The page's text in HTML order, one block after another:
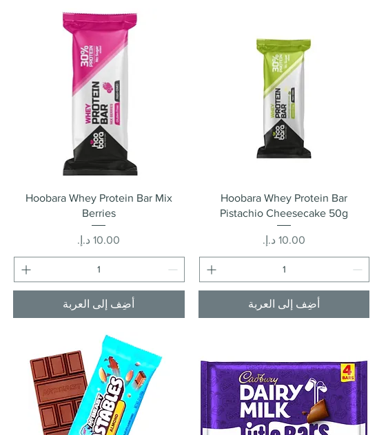
العرض السريع
Hoobara Whey Protein Bar
Pistachio Cheesecake 50g
السعر
أضِف إلى العربة
العرض السريع
Hoobara Whey Protein Bar Mix
Berries
السعر
أضِف إلى العربة